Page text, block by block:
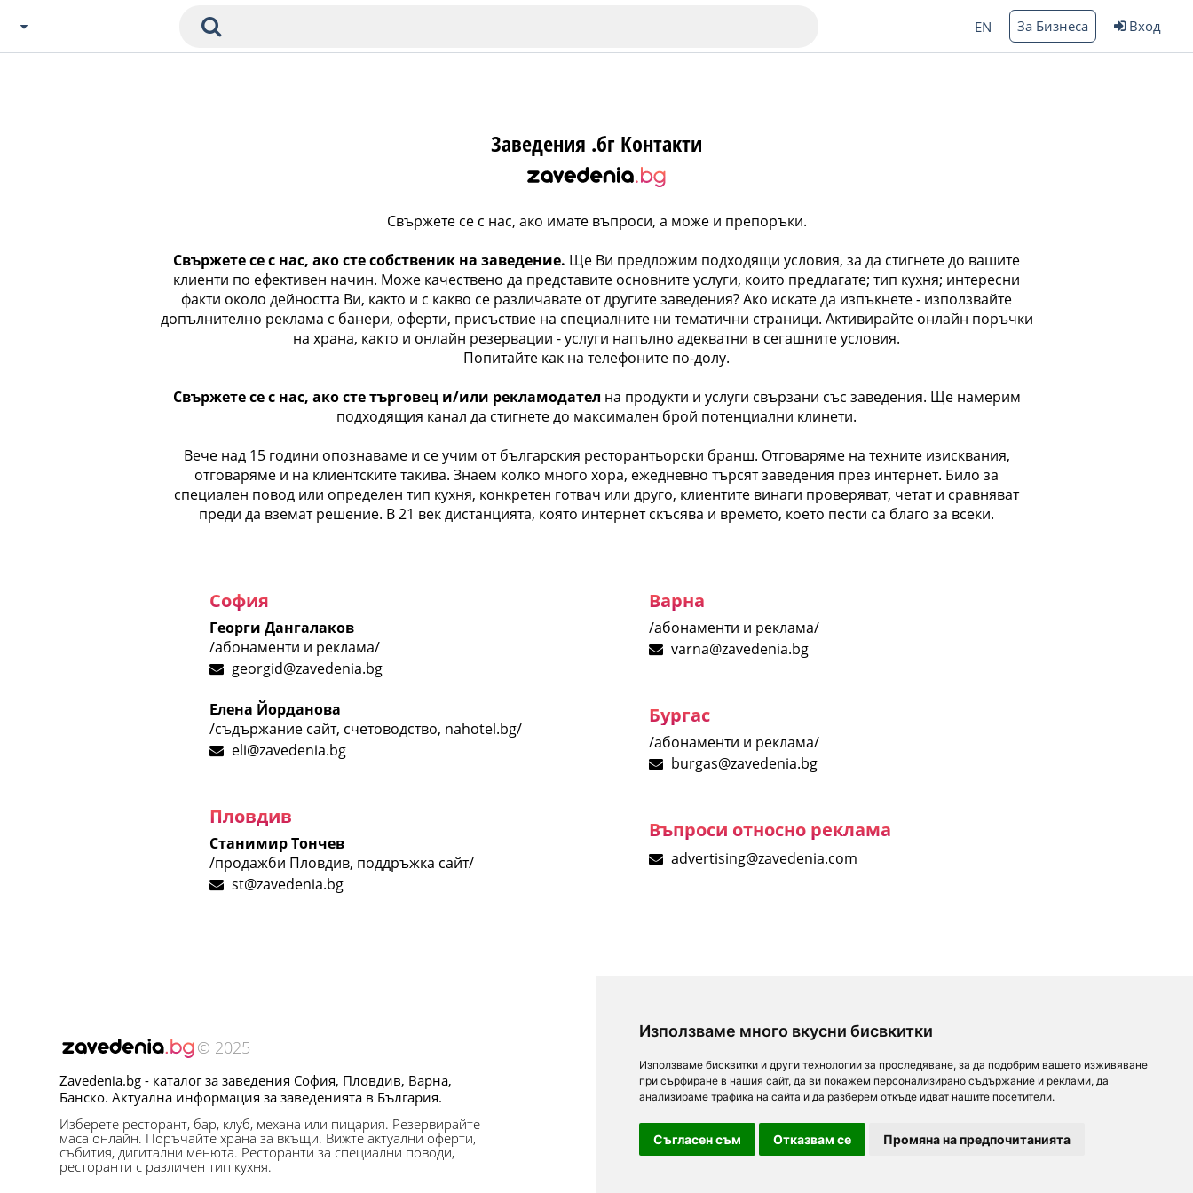
Използваме много вкусни бисвкитки
Използваме бисквитки и други технологии за проследяване, за да подобрим вашето изживяване
при сърфиране в нашия сайт, да ви покажем персонализирано съдържание и реклами, да
анализираме трафика на сайта и да разберем откъде идват нашите посетители.
Съгласен съм Отказвам се Промяна на предпочитанията
СОФИЯ
Пловдив
Бургас
EN За Бизнеса Вход
Заведения .бг Контакти
Свържете се с нас, ако имате въпроси, а може и препоръки.
Свържете се с нас, ако сте собственик на заведение. Ще Ви предложим подходящи условия, за да стигнете до вашите
клиенти по ефективен начин. Може качествено да представите основните услуги, които предлагате; тип кухня; интересни
факти около дейността Ви, както и с какво се различавате от другите заведения? Ако искате да изпъкнете - използвайте
допълнително реклама с банери, оферти, присъствие на специалните ни тематични страници. Активирайте онлайн поръчки
на храна, както и онлайн резервации - услуги напълно адекватни в сегашните условия.
Попитайте как на телефоните по-долу.
Свържете се с нас, ако сте търговец и/или рекламодател на продукти и услуги свързани със заведения. Ще намерим
подходящия канал да стигнете до максимален брой потенциални клинети.
Вече над 15 години опознаваме и се учим от българския ресторантьорски бранш. Отговаряме на техните изисквания,
отговаряме и на клиентските такива. Знаем колко много хора, ежедневно търсят заведения през интернет. Било за
специален повод или определен тип кухня, конкретен готвач или друго, клиентите винаги проверяват, четат и сравняват
преди да вземат решение. В 21 век дистанцията, която интернет скъсява и времето, което пести са благо за всеки.
София
Георги Дангалаков
/абонаменти и реклама/
georgid@zavedenia.bg
Елена Йорданова
/съдържание сайт, счетоводство, nahotel.bg/
eli@zavedenia.bg
Пловдив
Станимир Тончев
/продажби Пловдив, поддръжка сайт/
st@zavedenia.bg
Варна
/абонаменти и реклама/
varna@zavedenia.bg
Бургас
/абонаменти и реклама/
burgas@zavedenia.bg
Въпроси относно реклама
advertising@zavedenia.com
© 2025
Zavedenia.bg - каталог за заведения София, Пловдив, Варна,
Банско. Актуална информация за заведенията в България.
Изберете ресторант, бар, клуб, механа или пицария. Резервирайте
маса онлайн. Поръчайте храна за вкъщи. Вижте актуални оферти,
събития, дигитални менюта. Ресторанти за специални поводи,
ресторанти с различен тип кухня.
Условия за ползване
Лични данни
Обратна връзка
За партньори
Добави заведение
Партньори
Реклама
Дейност
Контакти
F.A.Q.
booky.bg